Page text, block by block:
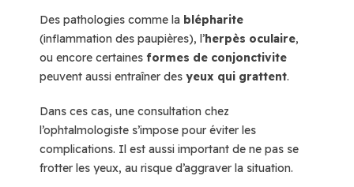
Des pathologies comme la blépharite
(inflammation des paupières), l’herpès oculaire,
ou encore certaines formes de conjonctivite
peuvent aussi entraîner des yeux qui grattent.
Dans ces cas, une consultation chez
l’ophtalmologiste s’impose pour éviter les
complications. Il est aussi important de ne pas se
frotter les yeux, au risque d’aggraver la situation.